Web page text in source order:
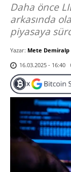
Daha önce
arkasında
piyasaya
Yazar: Mete Demiralp
16.03.2025 - 16:40